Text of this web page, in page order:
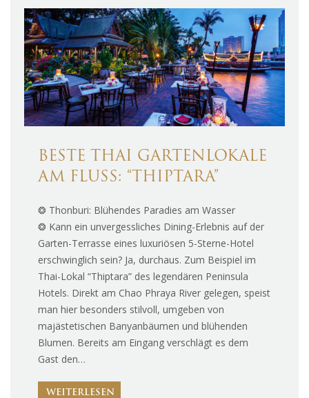
BESTE THAI GARTENLOKALE
AM FLUSS: “THIPTARA”
❂ Thonburi: Blühendes Paradies am Wasser
❂ Kann ein unvergessliches Dining-Erlebnis auf der
Garten-Terrasse eines luxuriösen 5-Sterne-Hotel
erschwinglich sein? Ja, durchaus. Zum Beispiel im
Thai-Lokal “Thiptara” des legendären Peninsula
Hotels. Direkt am Chao Phraya River gelegen, speist
man hier besonders stilvoll, umgeben von
majästetischen Banyanbäumen und blühenden
Blumen. Bereits am Eingang verschlägt es dem
Gast den…
WEITERLESEN